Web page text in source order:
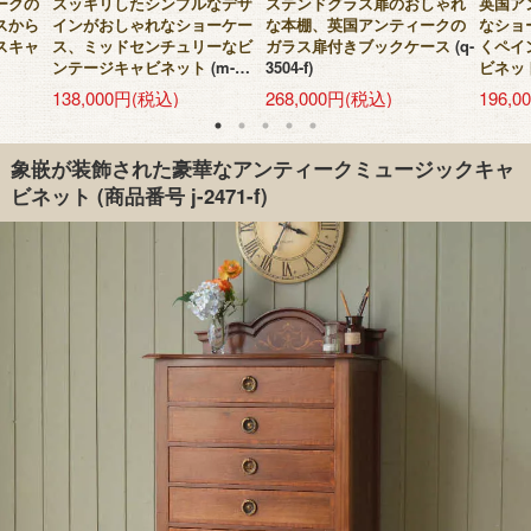
から
キャ
インがおしゃれなショーケー
ス、ミッドセンチュリーなビ
ンテージキャビネット (m-
1271-f)
138,000円(税込)
な本棚、英国アンティークの
ガラス扉付きブックケース (q-
3504-f)
268,000円(税込)
なショ
くペ
ビネッ
象嵌が装飾された豪華なアンティークミュージックキャ
ビネット (商品番号 j-2471-f)